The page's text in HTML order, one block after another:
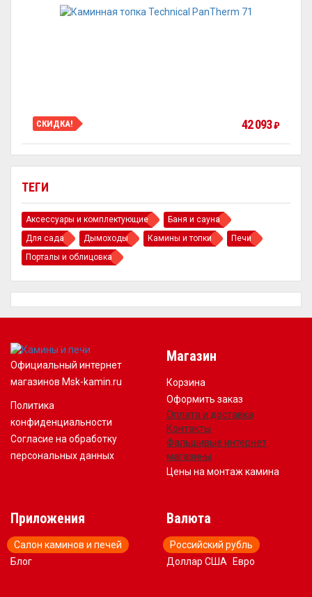
ТЕГИ
Аксессуары и комплектующие
Баня и сауна
Для сада
Дымоходы Камины и топки
Печи
Порталы и облицовка
СКИДКА! 42 093₽
Официальный интернет
магазинов Msk-kamin.ru
Политика
конфиденциальности
Согласие на обработку
персональных данных
Магазин
Корзина
Оформить заказ
Оплата и доставка
Контакты
Фальшивые интернет
магазины
Цены на монтаж камина
Приложения
Салон каминов и печей
Блог
Валюта
Российский рубль
Доллар США
Евро